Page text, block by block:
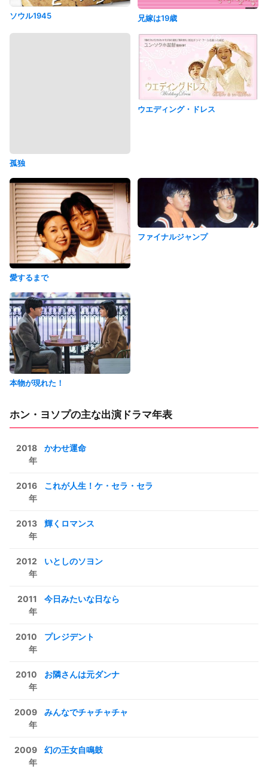
ソウル1945 兄嫁は19歳
孤独
ウエディング・ドレス
愛するまで
ファイナルジャンプ
本物が現れた！
ホン・ヨソプの主な出演ドラマ年表
2018
年
かわせ運命
2016
年
これが人生！ケ・セラ・セラ
2013
年
輝くロマンス
2012
年
いとしのソヨン
2011
年
今日みたいな日なら
2010
年
プレジデント
2010
年
お隣さんは元ダンナ
2009
年
みんなでチャチャチャ
2009
年
幻の王女自鳴鼓